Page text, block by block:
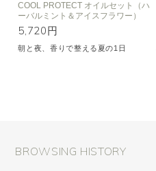
COOL PROTECT オイルセット（ハ
ーバルミント＆アイスフラワー）
5,720円
朝と夜、香りで整える夏の1日
BROWSING HISTORY